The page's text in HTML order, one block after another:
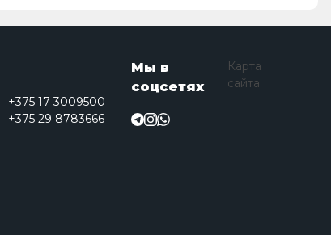
+375 17 3009500
+375 29 8783666
Мы в
соцсетях
Карта
сайта